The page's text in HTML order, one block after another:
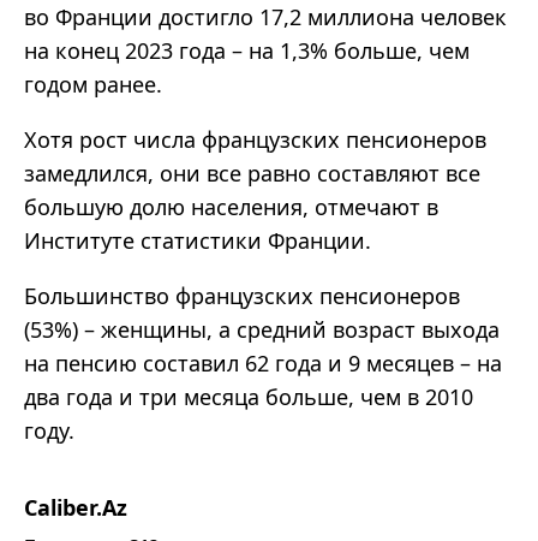
во Франции достигло 17,2 миллиона человек
на конец 2023 года – на 1,3% больше, чем
годом ранее.
Хотя рост числа французских пенсионеров
замедлился, они все равно составляют все
большую долю населения, отмечают в
Институте статистики Франции.
Большинство французских пенсионеров
(53%) – женщины, а средний возраст выхода
на пенсию составил 62 года и 9 месяцев – на
два года и три месяца больше, чем в 2010
году.
Caliber.Az